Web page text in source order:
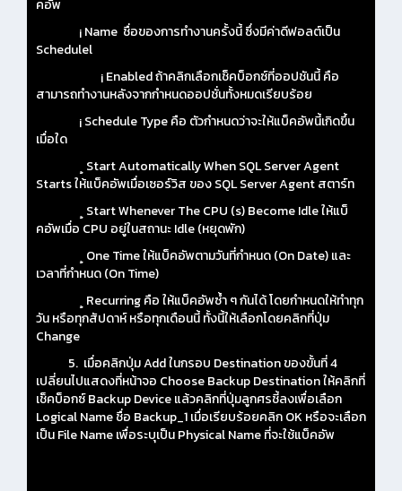
คอัพ
¡ Name ชื่อของการทำงานครั้งนี้ ซึ่งมีค่าดีฟอลต์เป็น
Schedulel
¡ Enabled ถ้าคลิกเลือกเช็คบ็อกซ์ที่ออปชันนี้ คือ
สามารถทำงานหลังจากกำหนดออปชั่นทั้งหมดเรียบร้อย
¡ Schedule Type คือ ตัวกำหนดว่าจะให้แบ็คอัพนี้เกิดขึ้น
เมื่อใด
¸ Start Automatically When SQL Server Agent
Starts ให้แบ็คอัพเมื่อเซอร์วิส ของ SQL Server Agent สตาร์ท
¸ Start Whenever The CPU (s) Become Idle ให้แบ็
คอัพเมื่อ CPU อยู่ในสถานะ Idle (หยุดพัก)
¸ One Time ให้แบ็คอัพตามวันที่กำหนด (On Date) และ
เวลาที่กำหนด (On Time)
¸ Recurring คือ ให้แบ็คอัพซ้ำ ๆ กันได้ โดยกำหนดให้ทำทุก
วัน หรือทุกสัปดาห์ หรือทุกเดือนนี้ ทั้งนี้ให้เลือกโดยคลิกที่ปุ่ม
Change
5. เมื่อคลิกปุ่ม Add ในกรอบ Destination ของขั้นที่ 4
เปลี่ยนไปแสดงที่หน้าจอ Choose Backup Destination ให้คลิกที่
เช็คบ็อกซ์ Backup Device แล้วคลิกที่ปุ่มลูกศรชี้ลงเพื่อเลือก
Logical Name ชื่อ Backup_1 เมื่อเรียบร้อยคลิก OK หรือจะเลือก
เป็น File Name เพื่อระบุเป็น Physical Name ที่จะใช้แบ็คอัพ